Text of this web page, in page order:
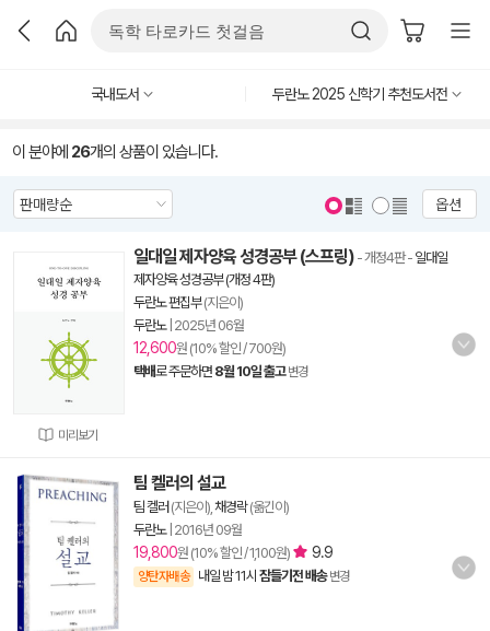
국내도서 두란노 2025 신학기 추천도서전
이 분야에 26개의 상품이 있습니다.
옵션
미리보기
일대일 제자양육 성경공부 (스프링) - 개정4판- 일대일
제자양육 성경공부 (개정 4판)
두란노 편집부(지은이)
두란노| 2025년 06월
12,600원 (10% 할인 / 700원)
택배로 주문하면 8월 10일 출고 변경
팀 켈러의 설교
팀 켈러 (지은이), 채경락(옮긴이)
두란노| 2016년 09월
19,800원 (10% 할인 / 1,100원) 9.9
양탄자배송 내일 밤 11시 잠들기전 배송 변경